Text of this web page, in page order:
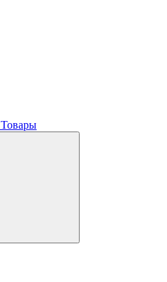
Товары